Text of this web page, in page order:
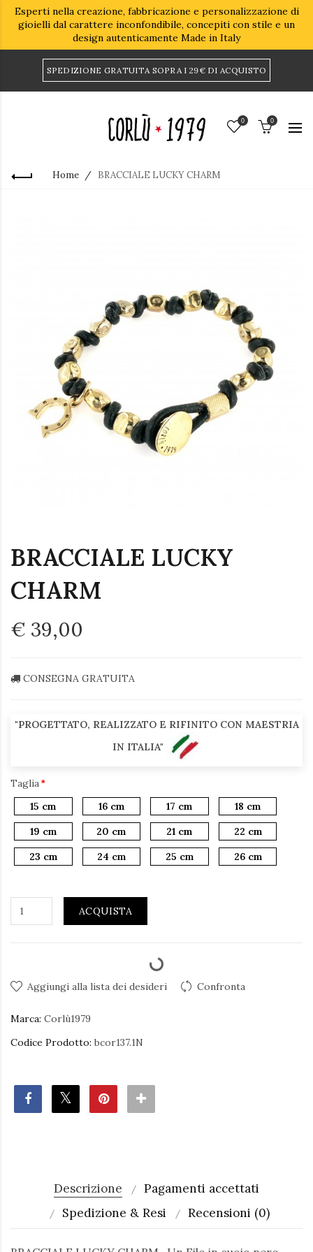
Esperti nella creazione, fabbricazione e personalizzazione di
gioielli dal carattere inconfondibile, concepiti con stile e un
design autenticamente Made in Italy
SPEDIZIONE GRATUITA SOPRA I 29€ DI ACQUISTO
0 0
Home BRACCIALE LUCKY CHARM
BRACCIALE LUCKY
CHARM
€ 39,00
CONSEGNA GRATUITA
"PROGETTATO, REALIZZATO E RIFINITO CON MAESTRIA
IN ITALIA"
Taglia
15 cm
16 cm 17 cm
18 cm
19 cm
20 cm 21 cm
22 cm
23 cm
24 cm 25 cm 26 cm
ACQUISTA
Aggiungi alla lista dei desideri Confronta
Marca: Corlù1979
Codice Prodotto: bcor137.1N
Descrizione
Pagamenti accettati
Spedizione & Resi
Recensioni (0)